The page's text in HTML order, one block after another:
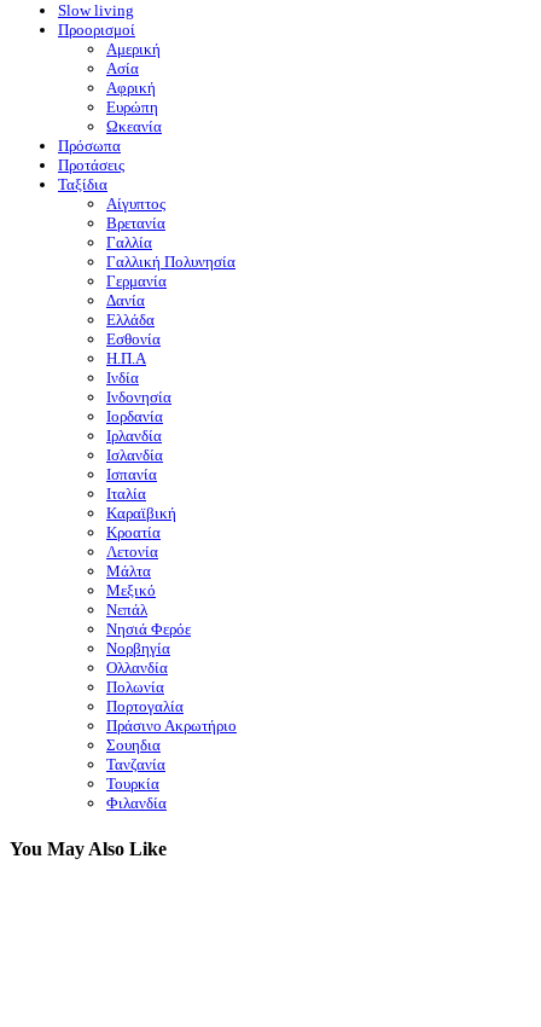
Slow living
Προορισμοί
Αμερική
Ασία
Αφρική
Ευρώπη
Ωκεανία
Πρόσωπα
Προτάσεις
Ταξίδια
Αίγυπτος
Βρετανία
Γαλλία
Γαλλική Πολυνησία
Γερμανία
Δανία
Ελλάδα
Εσθονία
Η.Π.Α
Ινδία
Ινδονησία
Ιορδανία
Ιρλανδία
Ισλανδία
Ισπανία
Ιταλία
Καραϊβική
Κροατία
Λετονία
Μάλτα
Μεξικό
Νεπάλ
Νησιά Φερόε
Νορβηγία
Ολλανδία
Πολωνία
Πορτογαλία
Πράσινο Ακρωτήριο
Σουηδια
Τανζανία
Τουρκία
Φιλανδία
You May Also Like